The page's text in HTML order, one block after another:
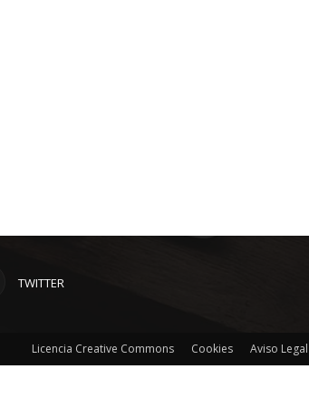
TWITTER
Licencia Creative Commons Cookies Aviso Legal